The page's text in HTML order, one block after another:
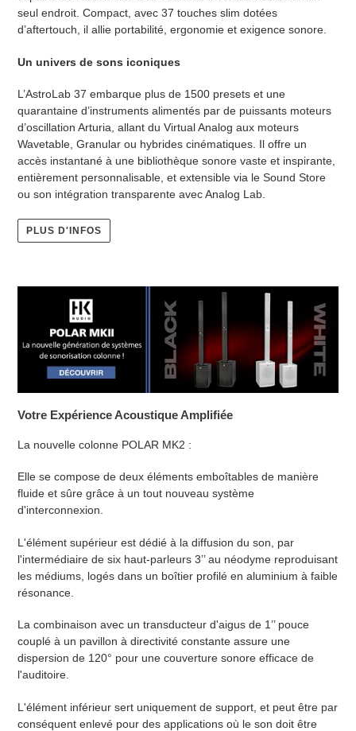
seul endroit. Compact, avec 37 touches slim dotées
d’aftertouch, il allie portabilité, ergonomie et exigence sonore.
Un univers de sons iconiques
L’AstroLab 37 embarque plus de 1500 presets et une
quarantaine d’instruments alimentés par de puissants moteurs
d’oscillation Arturia, allant du Virtual Analog aux moteurs
Wavetable, Granular ou hybrides cinématiques. Il offre un
accès instantané à une bibliothèque sonore vaste et inspirante,
entièrement personnalisable, et extensible via le Sound Store
ou son intégration transparente avec Analog Lab.
PLUS D'INFOS
Votre Expérience Acoustique Amplifiée
La nouvelle colonne POLAR MK2 :
Elle se compose de deux éléments emboîtables de manière
fluide et sûre grâce à un tout nouveau système
d'interconnexion.
L'élément supérieur est dédié à la diffusion du son, par
l'intermédiaire de six haut-parleurs 3’’ au néodyme reproduisant
les médiums, logés dans un boîtier profilé en aluminium à faible
résonance.
La combinaison avec un transducteur d'aigus de 1’’ pouce
couplé à un pavillon à directivité constante assure une
dispersion de 120° pour une couverture sonore efficace de
l'auditoire.
L'élément inférieur sert uniquement de support, et peut être par
conséquent enlevé pour des applications où le son doit être